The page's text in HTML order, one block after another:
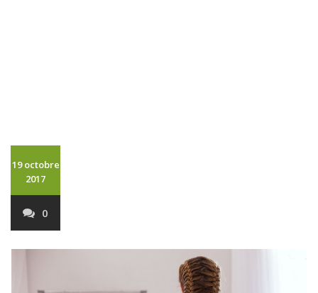
19 octobre
2017
0